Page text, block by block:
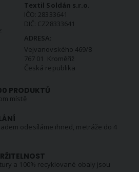
Textil Soldán s.r.o.
IČO: 28333641
DIČ: CZ28333641
ADRESA:
Vejvanovského 469/8
767 01 Kroměříž
Česká republika
PRODUKTŮ
místě
odesíláme ihned, metráže do 4
a 100% recyklované obaly jsou